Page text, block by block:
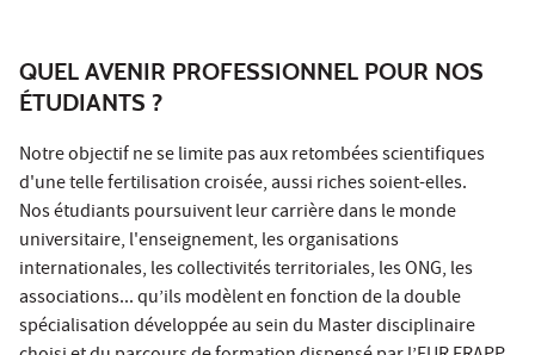
QUEL AVENIR PROFESSIONNEL POUR NOS
ÉTUDIANTS ?
Notre objectif ne se limite pas aux retombées scientifiques
d'une telle fertilisation croisée, aussi riches soient-elles.
Nos étudiants poursuivent leur carrière dans le monde
universitaire, l'enseignement, les organisations
internationales, les collectivités territoriales, les ONG, les
associations... qu’ils modèlent en fonction de la double
spécialisation développée au sein du Master disciplinaire